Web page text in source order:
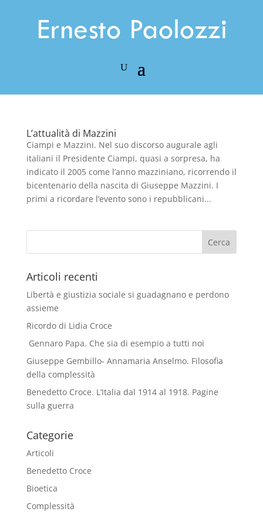
L’attualità di Mazzini
Ciampi e Mazzini. Nel suo discorso augurale agli
italiani il Presidente Ciampi, quasi a sorpresa, ha
indicato il 2005 come l’anno mazziniano, ricorrendo il
bicentenario della nascita di Giuseppe Mazzini. I
primi a ricordare l’evento sono i repubblicani...
Articoli recenti
Libertà e giustizia sociale si guadagnano e perdono
assieme
Ricordo di Lidia Croce
Gennaro Papa. Che sia di esempio a tutti noi
Giuseppe Gembillo- Annamaria Anselmo. Filosofia
della complessità
Benedetto Croce. L’Italia dal 1914 al 1918. Pagine
sulla guerra
Categorie
Articoli
Benedetto Croce
Bioetica
Complessità